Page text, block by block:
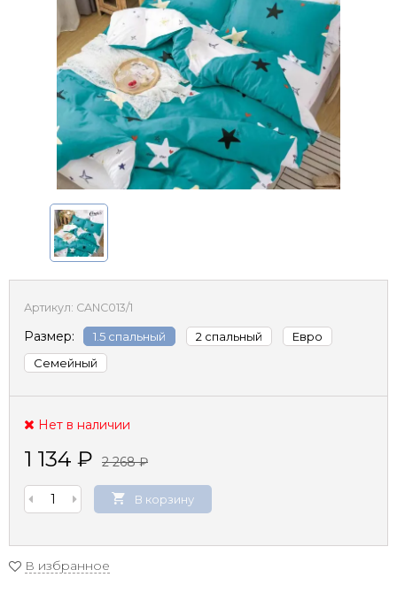
Артикул: CANC013/1
Размер: 1.5 спальный 2 спальный
Евро
Семейный
Нет в наличии
1 134 ₽ 2 268₽
В корзину
В избранное